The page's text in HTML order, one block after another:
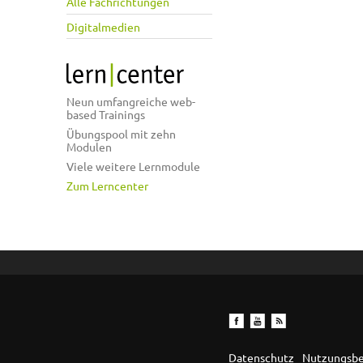
Digitalmedien
Neun umfangreiche web-
based Trainings
Übungspool mit zehn
Modulen
Viele weitere Lernmodule
Zum Lerncenter
Datenschutz